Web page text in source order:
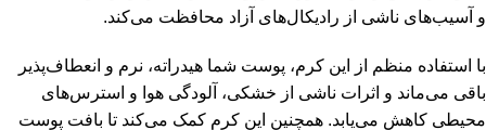
و آسیب‌های ناشی از رادیکال‌های آزاد محافظت می‌کند.
با استفاده منظم از این کرم، پوست شما هیدراته، نرم و انعطاف‌پذیر
باقی می‌ماند و اثرات ناشی از خشکی، آلودگی هوا و استرس‌های
محیطی کاهش می‌یابد. همچنین این کرم کمک می‌کند تا بافت پوست